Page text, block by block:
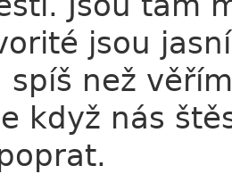
jsou
spíš než
když nás